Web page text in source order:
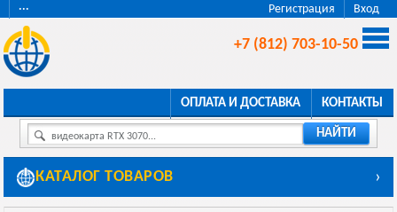
Регистрация Вход
···
+7 (812) 703-10-50
ОПЛАТА И ДОСТАВКА КОНТАКТЫ
видеокарта RTX 3070... НАЙТИ
КАТАЛОГ ТОВАРОВ ›